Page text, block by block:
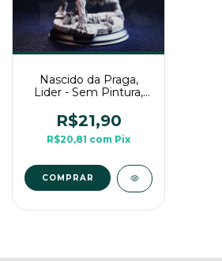
Nascido da Praga,
Lider - Sem Pintura,
Para Rpg
R$21,90
R$20,81 com Pix
COMPRAR